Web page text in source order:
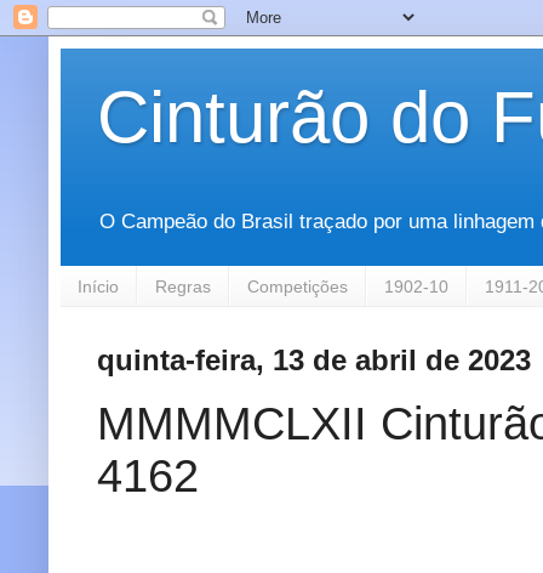
Cinturão do
O Campeão do Brasil traçado por uma
Início Regras Competições 1902-10 1911-
quinta-feira, 13 de abril de 2023
MMMMCLXII
4162